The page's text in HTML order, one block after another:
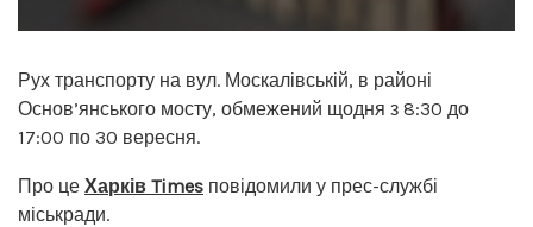
Рух транспорту на вул. Москалівській, в районі
Основ’янського мосту, обмежений щодня з 8:30 до
17:00 по 30 вересня.
Про це Харків Times повідомили у прес-службі
міськради.